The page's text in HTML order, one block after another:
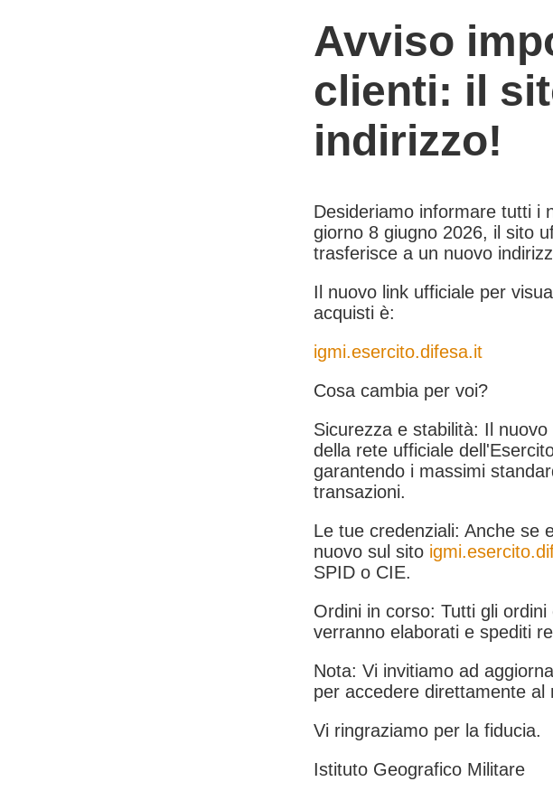
Avviso
clienti: il
indirizzo!
Desideriamo informare tutti i
giorno 8 giugno 2026, il sito
trasferisce a un nuovo
Il nuovo link ufficiale per
acquisti è:
igmi.esercito.difesa.it
Cosa cambia per voi?
Sicurezza e stabilità: Il
della rete ufficiale
garantendo i massimi
transazioni.
Le tue credenziali: Anche se
nuovo sul sito
SPID o CIE.
Ordini in corso: Tutti gli
verranno elaborati e spediti
Nota: Vi invitiamo ad
per accedere direttamente al
Vi ringraziamo per la fiducia.
Istituto Geografico Militare